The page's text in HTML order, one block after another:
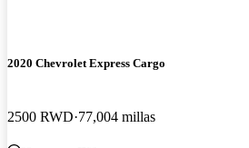
2020 Chevrolet Express Cargo
2500 RWD 77,004 millas